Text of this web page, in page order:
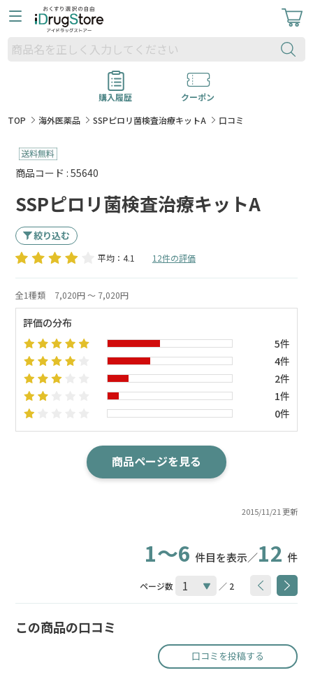
購入履歴
クーポン
TOP
海外医薬品 SSPピロリ菌検査治療キットA 口コミ
商品コード : 55640
SSPピロリ菌検査治療キットA
絞り込む
平均：4.1 12件の評価
2015/11/21 更新
全1種類 7,020円 ～ 7,020円
評価の分布
5件
4件
2件
1件
0件
商品ページを見る
1～6 件目を表示／12 件
ページ数 ／ 2
この商品の口コミ
口コミを投稿する